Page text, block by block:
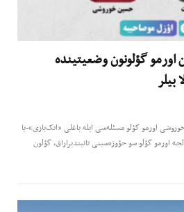
گؤلونون وضعیتینده
اورمو گؤلو مسئله‌سی ایله باغلی «اتک‌یازی»-یا
گؤلو سو حؤوزه‌سینی تانیتدیراراق، گؤلون